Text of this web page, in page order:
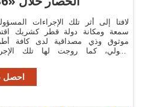
لافتا إلى أثر تلك الإجراءات
سمعة ومكانة دولة قطر كشريك
موثوق وذي مصداقية لدى كافة
الدولي، كما روجت لها تلك
احصل